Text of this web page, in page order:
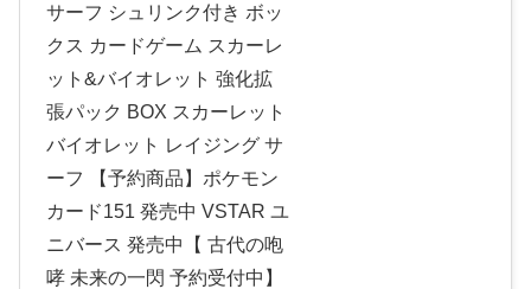
サーフ シュリンク付き ボッ
クス カードゲーム スカーレ
ット&バイオレット 強化拡
張パック BOX スカーレット
バイオレット レイジング サ
ーフ 【予約商品】ポケモン
カード151 発売中 VSTAR ユ
ニバース 発売中【 古代の咆
哮 未来の一閃 予約受付中】